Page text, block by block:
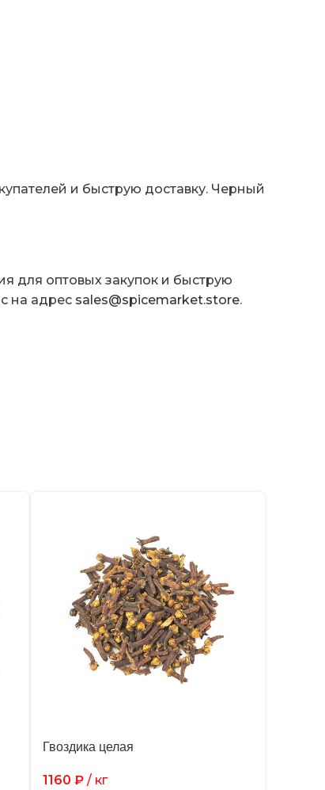
и быструю доставку. Черный
для оптовых закупок и быструю
на адрес sales@spicemarket.store.
Гвоздика целая
1160 ₽/ кг